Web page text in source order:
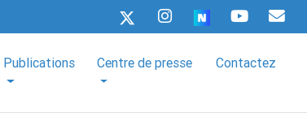
Publications Centre de presse Contactez